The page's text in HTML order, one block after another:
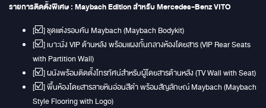
รายการติดตั้งพิเศษ : Maybach Edition สำหรับ Mercedes-Benz VITO
[☑️] ชุดแต่งรอบคัน Maybach (Maybach Bodykit)
[☑️] เบาะนั่ง VIP ด้านหลัง พร้อมแผงกั้นกลางห้องโดยสาร (VIP Rear Seats
with Partition Wall)
[☑️] ผนังพร้อมติดตั้งโทรทัศน์สำหรับผู้โดยสารด้านหลัง (TV Wall with Seat)
[☑️] พื้นห้องโดยสารลายหินอ่อนสีดำ พร้อมสัญลักษณ์ Maybach (Maybach
Style Flooring with Logo)